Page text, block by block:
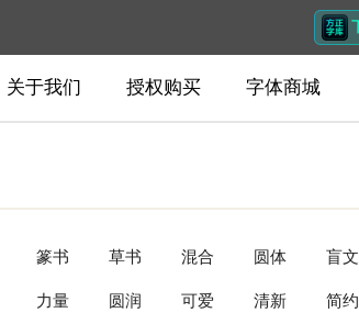
关于我们 授权购买 字体商城
篆书 草书 混合 圆体 盲文
正文字体 手写风格字体 哥特体
力量 圆润 可爱 清新 简约